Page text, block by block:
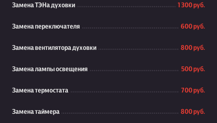
Замена ТЭНа духовки 1 300 руб.
Замена переключателя 600 руб.
Замена вентилятора духовки 800 руб.
Замена лампы освещения 500 руб.
Замена термостата 700 руб.
Замена таймера 800 руб.